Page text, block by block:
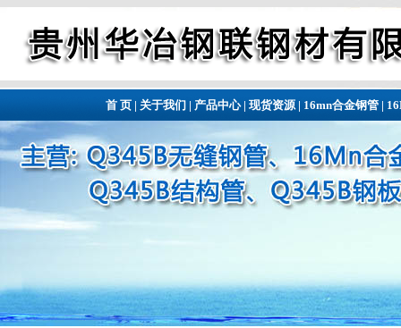
首 页| 关于我们 | 产品中心| 现货资源| 16mn合金钢管|